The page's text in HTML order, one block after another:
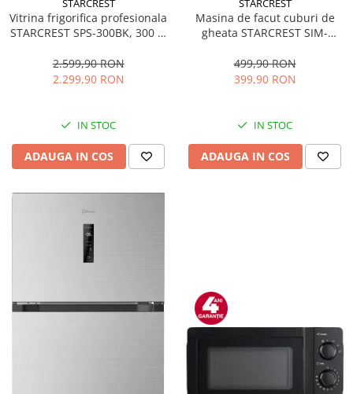
STARCREST
Vitrina frigorifica profesionala
STARCREST SPS-300BK, 300 L,
LED, H 169.5 cm, Negru
2.599,90 RON
2.299,90 RON
IN STOC
ADAUGA IN COS
STARCREST
Masina de facut cuburi de
gheata STARCREST SIM-
12Kg/24h, Cos gheata
detasabil, Rezervor apa 0.8 l,
499,90 RON
399,90 RON
IN STOC
ADAUGA IN COS